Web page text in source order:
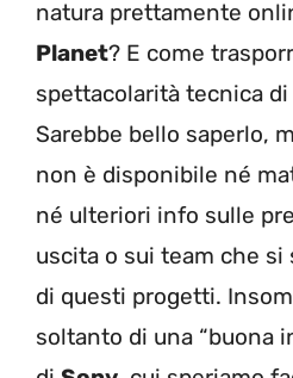
natura prettamente
Planet? E come
spettacolarità tecnica di
Sarebbe bello saperlo,
non è disponibile né
né ulteriori info sulle
uscita o sui team che si
di questi progetti.
soltanto di una “buona